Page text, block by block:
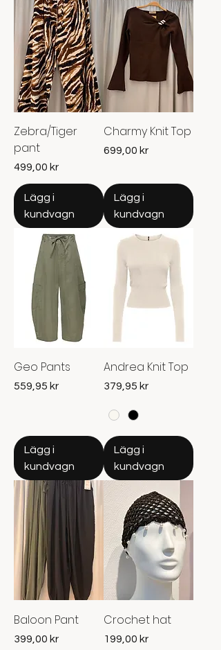
Zebra/Tiger
pant
Pris
499,00 kr
Lägg i
kundvagn
Charmy Knit Top
Pris
699,00 kr
Lägg i
kundvagn
Geo Pants
Pris
559,95 kr
Lägg i
kundvagn
Andrea Knit Top
Pris
379,95 kr
Lägg i
kundvagn
Baloon Pant
Pris
399,00 kr
Crochet hat
Pris
199,00 kr